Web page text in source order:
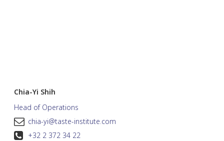
Chia-Yi Shih
Head of Operations
chia-yi@taste-institute.com
+32 2 372 34 22